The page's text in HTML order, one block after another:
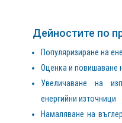
Дейностите по
Популяризиране на
Оценка и повишаване
Увеличаване на
енергийни източници
Намаляване на